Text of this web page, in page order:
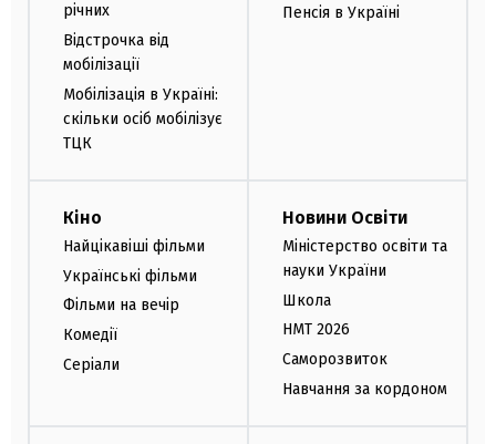
річних
Відстрочка від
мобілізації
Мобілізація в Україні:
скільки осіб мобілізує
ТЦК
Пенсія в Україні
Кіно
Найцікавіші фільми
Українські фільми
Фільми на вечір
Комедії
Серіали
Новини Освіти
Міністерство освіти та
науки України
Школа
НМТ 2026
Саморозвиток
Навчання за кордоном